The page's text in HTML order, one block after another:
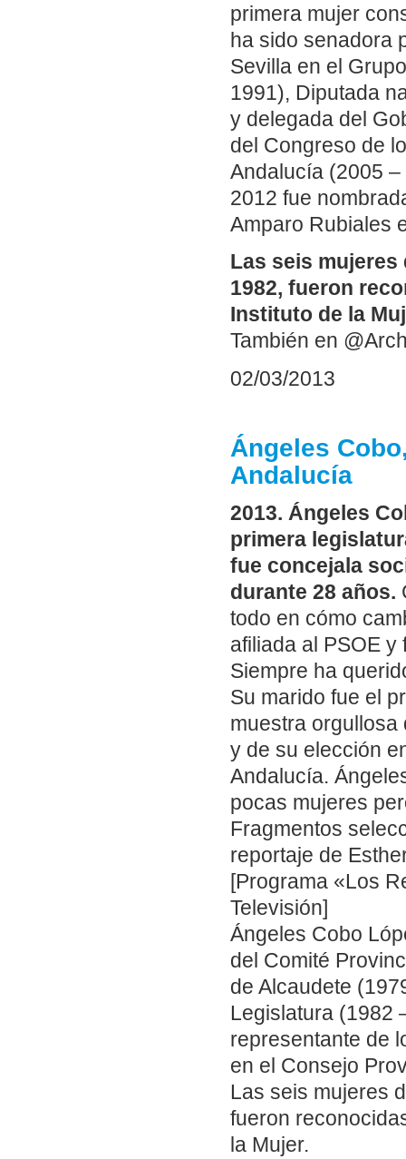
primera mujer
ha sido senadora
Sevilla en el
1991), Diputada
y delegada del
del Congreso de
Andalucía (2005
2012 fue
Amparo Rubiales
Las seis
1982, fueron
Instituto de la
También en
02/03/2013
Ángeles
Andalucía
2013. Ángeles
primera
fue concejala
durante 28 años.
todo en cómo
afiliada al PSOE
Siempre ha
Su marido fue el
muestra
y de su elección
Andalucía.
pocas mujeres
Fragmentos
reportaje de
[Programa «Los
Televisión]
Ángeles Cobo
del Comité
de Alcaudete
Legislatura (1982
representante de
en el Consejo
Las seis mujeres
fueron
la Mujer.